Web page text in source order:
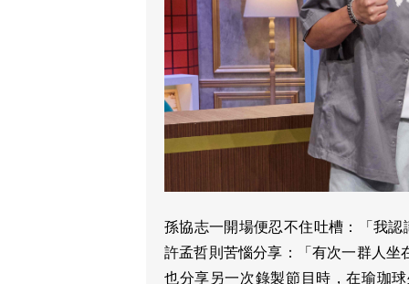
孫協志一開場便忍不住吐槽：「我
許孟哲則苦惱分享：「有次一群人坐
也分享另一次錄製節目時，在瑜珈